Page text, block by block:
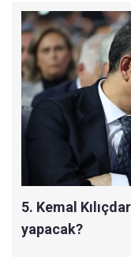
5. Kemal
yapacak?